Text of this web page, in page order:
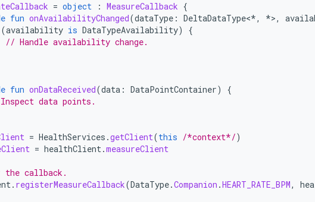
= object : MeasureCallback {
fun onAvailabilityChanged(dataType : DeltaDataType<*, *>,
(availability is DataTypeAvailability)
{
// Handle availability change.
fun onDataReceived(data : DataPointContainer)
{
data points.
= HealthServices .getClient(this /*context*/)
= healthClient.measureClient
the callback.
. registerMeasureCallback(DataType.Companion .HEART_RATE_BPM,